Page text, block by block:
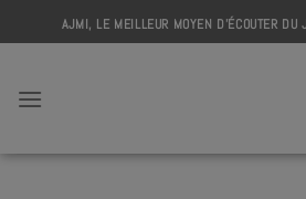
to
AJMI, LE MEILLEUR MOYEN D'ÉCOUTER DU